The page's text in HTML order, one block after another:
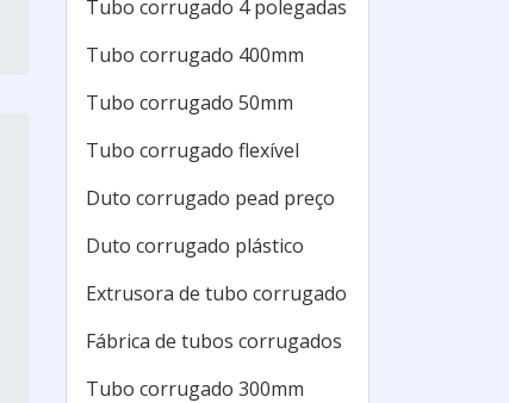
Tubo corrugado 4 polegadas
Tubo corrugado 400mm
Tubo corrugado 50mm
Tubo corrugado flexível
Duto corrugado pead preço
Duto corrugado plástico
Extrusora de tubo corrugado
Fábrica de tubos corrugados
Tubo corrugado 300mm